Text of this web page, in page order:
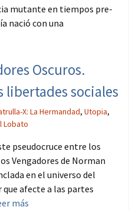
mutante en tiempos pre-
nació con una
Oscuros.
libertades sociales
X: La Hermandad, Utopia,
Lobato
pseudocruce entre los
Vengadores de Norman
en el universo del
afecte a las partes
más